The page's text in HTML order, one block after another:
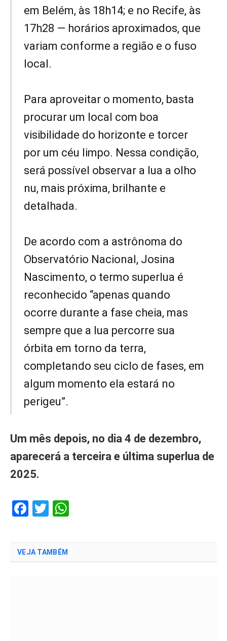
em Belém, às 18h14; e no Recife, às
17h28 — horários aproximados, que
variam conforme a região e o fuso
local.
Para aproveitar o momento, basta
procurar um local com boa
visibilidade do horizonte e torcer
por um céu limpo. Nessa condição,
será possível observar a lua a olho
nu, mais próxima, brilhante e
detalhada.
De acordo com a astrônoma do
Observatório Nacional, Josina
Nascimento, o termo superlua é
reconhecido “apenas quando
ocorre durante a fase cheia, mas
sempre que a lua percorre sua
órbita em torno da terra,
completando seu ciclo de fases, em
algum momento ela estará no
perigeu”.
Um mês depois, no dia 4 de dezembro,
aparecerá a terceira e última superlua de
2025.
Facebook
Twitter
VEJA TAMBÉM